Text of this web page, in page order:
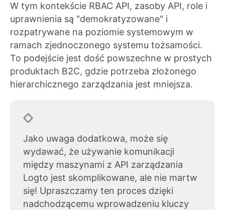
W tym kontekście RBAC API, zasoby API, role i
uprawnienia są "demokratyzowane" i
rozpatrywane na poziomie systemowym w
ramach zjednoczonego systemu tożsamości.
To podejście jest dość powszechne w prostych
produktach B2C, gdzie potrzeba złożonego
hierarchicznego zarządzania jest mniejsza.
Jako uwaga dodatkowa, może się
wydawać, że używanie komunikacji
między maszynami z API zarządzania
Logto jest skomplikowane, ale nie martw
się! Upraszczamy ten proces dzięki
nadchodzącemu wprowadzeniu kluczy